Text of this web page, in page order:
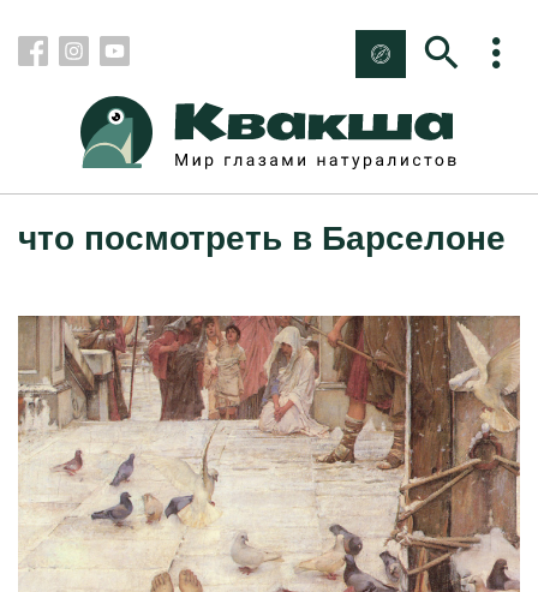
что посмотреть в Барселоне